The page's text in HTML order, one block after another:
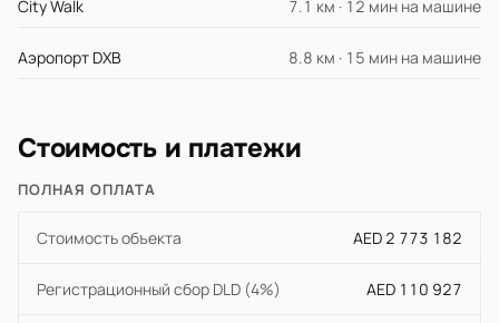
City Walk 7.1 км · 12 мин на машине
Аэропорт DXB 8.8 км · 15 мин на машине
Стоимость и платежи
ПОЛНАЯ ОПЛАТА
Стоимость объекта AED 2 773 182
Регистрационный сбор DLD (4%) AED 110 927